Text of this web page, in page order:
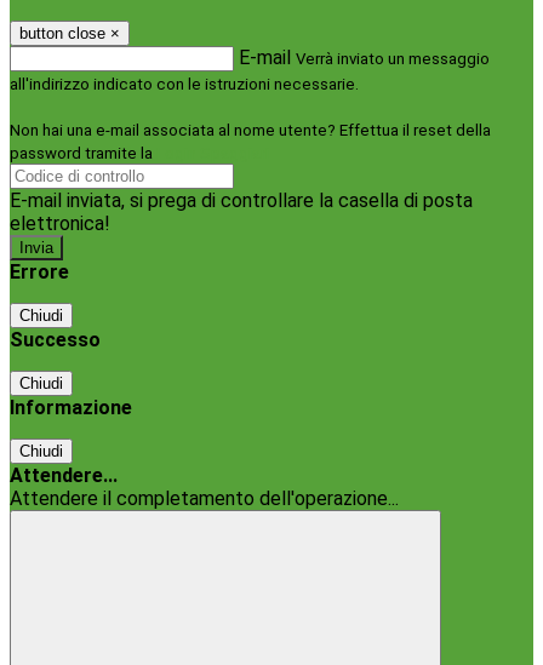
button close ×
E-mail Verrà inviato un messaggio
all'indirizzo indicato con le istruzioni necessarie.
Non hai una e-mail associata al nome utente? Effettua il reset della
password tramite la
E-mail inviata, si prega di controllare la casella di posta
elettronica!
Errore
Chiudi
Successo
Chiudi
Informazione
Chiudi
Attendere...
Attendere il completamento dell'operazione...